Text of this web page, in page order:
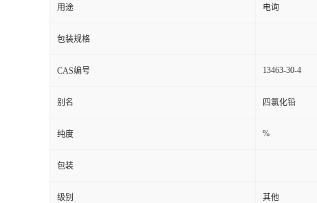
用途 电询
包装规格
CAS编号 13463-30-4
别名 四氯化铅
纯度 %
包装
级别 其他